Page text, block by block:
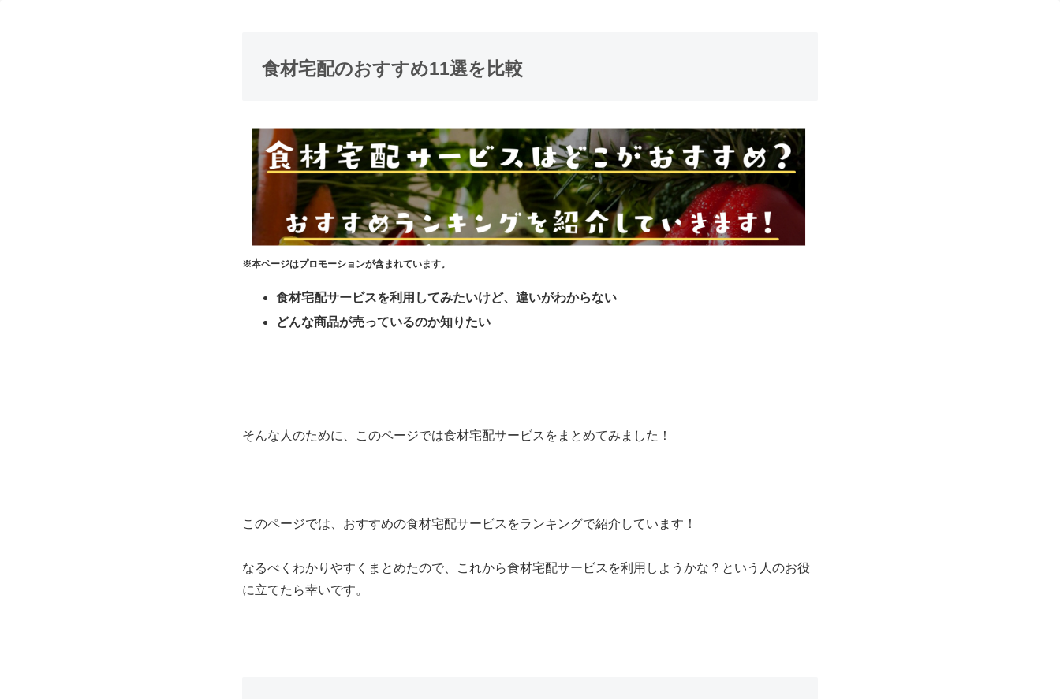
食材宅配のおすすめ11選を比較
※本ページはプロモーションが含まれています。
食材宅配サービスを利用してみたいけど、違いがわからない
どんな商品が売っているのか知りたい
そんな人のために、 このページでは食材宅配サービスをまとめてみました！
このページでは、おすすめの食材宅配サービスをランキングで紹介しています！
なるべくわかりやすくまとめたので、これから食材宅配サービスを利用しようかな？という人のお役
に立てたら幸いです。